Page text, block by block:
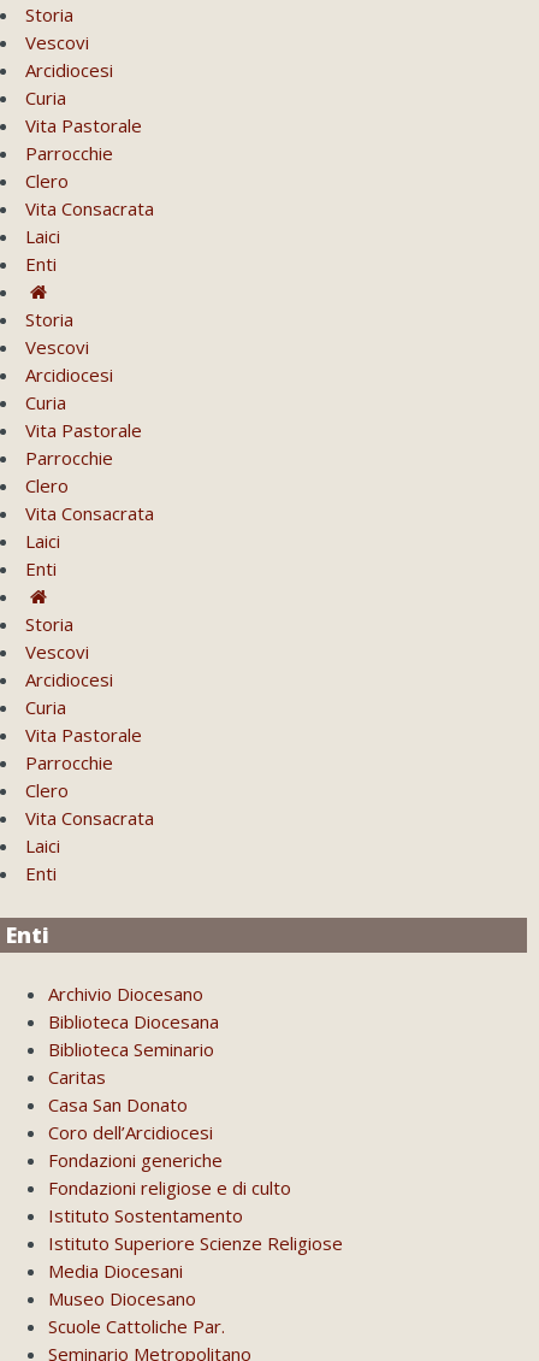
Storia
Vescovi
Arcidiocesi
Curia
Vita Pastorale
Parrocchie
Clero
Vita Consacrata
Laici
Enti
Storia
Vescovi
Arcidiocesi
Curia
Vita Pastorale
Parrocchie
Clero
Vita Consacrata
Laici
Enti
Storia
Vescovi
Arcidiocesi
Curia
Vita Pastorale
Parrocchie
Clero
Vita Consacrata
Laici
Enti
Enti
Archivio Diocesano
Biblioteca Diocesana
Biblioteca Seminario
Caritas
Casa San Donato
Coro dell’Arcidiocesi
Fondazioni generiche
Fondazioni religiose e di culto
Istituto Sostentamento
Istituto Superiore Scienze Religiose
Media Diocesani
Museo Diocesano
Scuole Cattoliche Par.
Seminario Metropolitano